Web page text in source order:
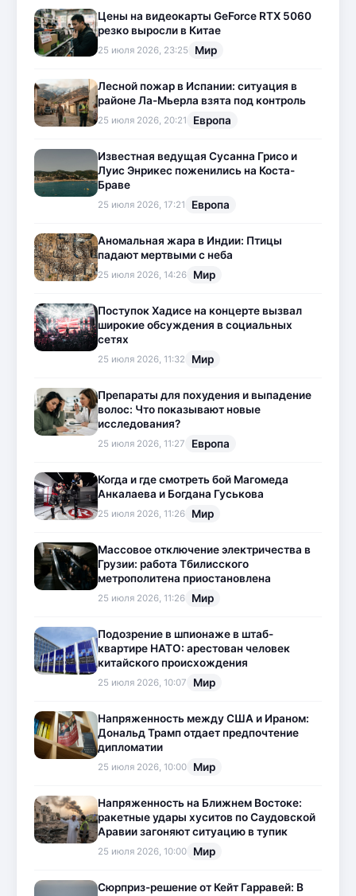
Цены на видеокарты GeForce RTX 5060
резко выросли в Китае
25 июля 2026, 23:25 Мир
Лесной пожар в Испании: ситуация в
районе Ла-Мьерла взята под контроль
25 июля 2026, 20:21 Европа
Известная ведущая Сусанна Грисо и
Луис Энрикес поженились на Коста-
Браве
25 июля 2026, 17:21 Европа
Аномальная жара в Индии: Птицы
падают мертвыми с неба
25 июля 2026, 14:26 Мир
Поступок Хадисе на концерте вызвал
широкие обсуждения в социальных
сетях
25 июля 2026, 11:32 Мир
Препараты для похудения и выпадение
волос: Что показывают новые
исследования?
25 июля 2026, 11:27 Европа
Когда и где смотреть бой Магомеда
Анкалаева и Богдана Гуськова
25 июля 2026, 11:26 Мир
Массовое отключение электричества в
Грузии: работа Тбилисского
метрополитена приостановлена
25 июля 2026, 11:26 Мир
Подозрение в шпионаже в штаб-
квартире НАТО: арестован человек
китайского происхождения
25 июля 2026, 10:07 Мир
Напряженность между США и Ираном:
Дональд Трамп отдает предпочтение
дипломатии
25 июля 2026, 10:00 Мир
Напряженность на Ближнем Востоке:
ракетные удары хуситов по Саудовской
Аравии загоняют ситуацию в тупик
25 июля 2026, 10:00 Мир
Сюрприз-решение от Кейт Гарравей: В